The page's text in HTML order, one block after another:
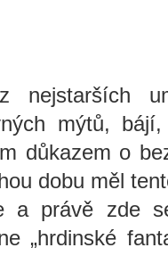
mýtů,
důkazem o
dobu měl
a právě zde
„hrdinské